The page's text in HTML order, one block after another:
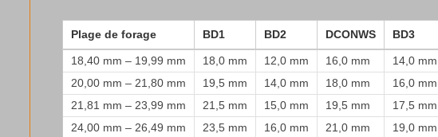
Plage de forage BD1 BD2 DCONWS BD3
18,40 mm – 19,99 mm 18,0 mm 12,0 mm 16,0 mm 14,0 mm
20,00 mm – 21,80 mm
19,5 mm 14,0 mm 18,0 mm 16,0 mm
21,81 mm – 23,99 mm
21,5 mm 15,0 mm 19,5 mm 17,5 mm
24,00 mm – 26,49 mm
23,5 mm 16,0 mm 21,0 mm 19,0 mm